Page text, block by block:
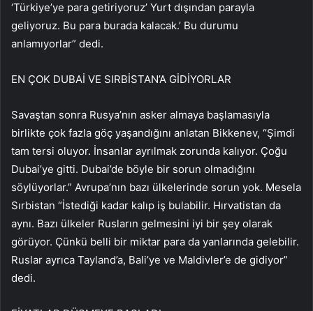
‘Türkiye’ye para getiriyoruz’ Yurt dışından parayla
geliyoruz. Bu para burada kalacak.’ Bu durumu
anlamıyorlar” dedi.
EN ÇOK DUBAİ VE SIRBİSTAN’A GİDİYORLAR
Savaştan sonra Rusya’nın asker almaya başlamasıyla
birlikte çok fazla göç yaşandığını anlatan Bikkenev, “Şimdi
tam tersi oluyor. İnsanlar ayrılmak zorunda kalıyor. Çoğu
Dubai’ye gitti. Dubai’de böyle bir sorun olmadığını
söylüyorlar.” Avrupa’nın bazı ülkelerinde sorun yok. Mesela
Sırbistan “İstediği kadar kalıp iş bulabilir. Hırvatistan da
aynı. Bazı ülkeler Rusların gelmesini iyi bir şey olarak
görüyor. Çünkü belli bir miktar para da yanlarında gelebilir.
Ruslar ayrıca Tayland’a, Bali’ye ve Maldivler’e de gidiyor”
dedi.